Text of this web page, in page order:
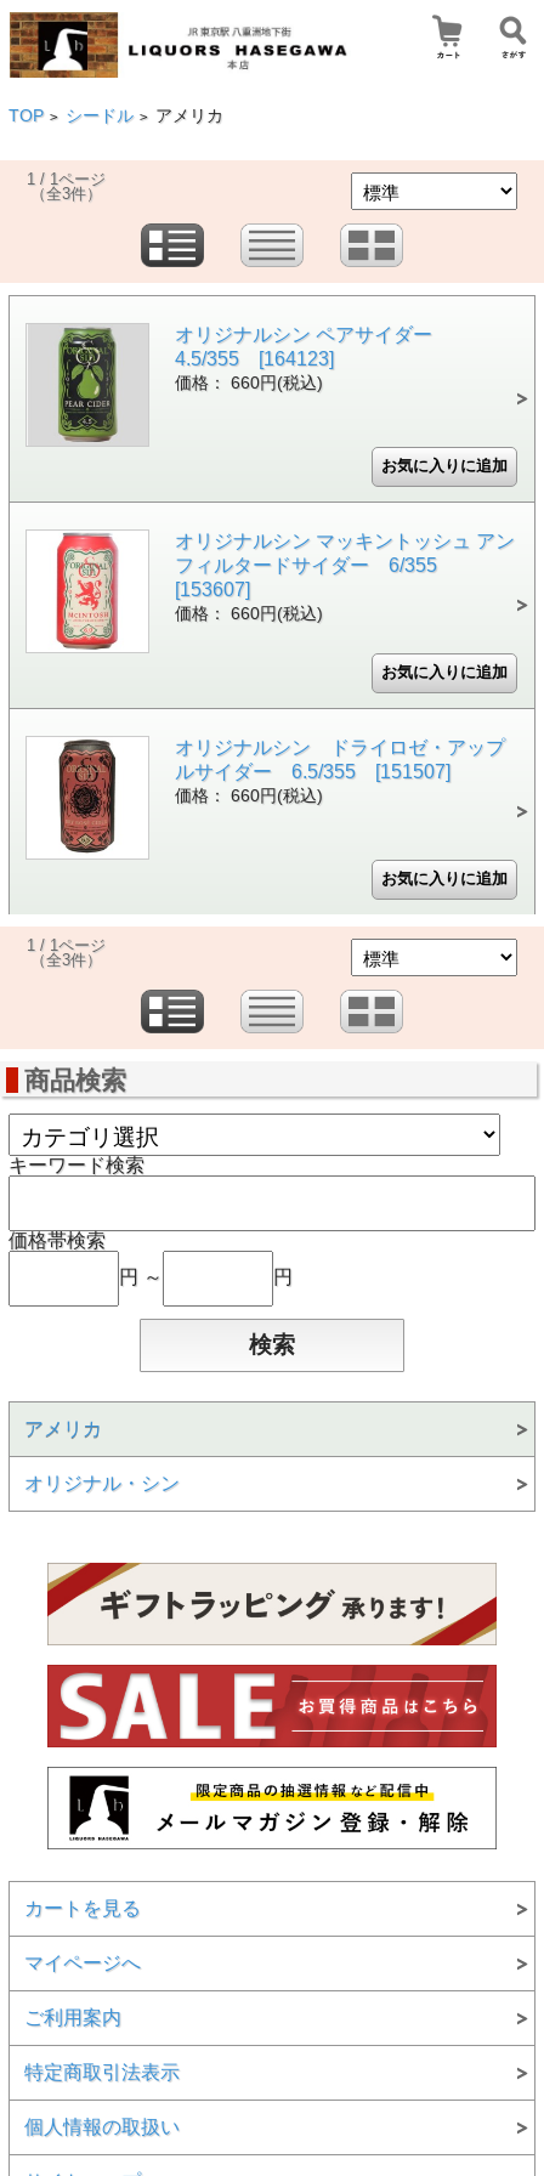
TOP > シードル > アメリカ
1 / 1ページ
（全3件）
オリジナルシン ペアサイダー
4.5/355 [164123]
価格： 660円(税込)
オリジナルシン マッキントッシュ アン
フィルタードサイダー 6/355
[153607]
価格： 660円(税込)
オリジナルシン ドライロゼ・アップ
ルサイダー 6.5/355 [151507]
価格： 660円(税込)
1 / 1ページ
（全3件）
商品検索
キーワード検索
価格帯検索
円 ～
円
アメリカ
オリジナル・シン
カートを見る
マイページへ
ご利用案内
特定商取引法表示
個人情報の取扱い